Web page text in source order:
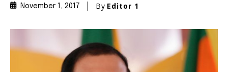
November 1, 2017 By Editor 1